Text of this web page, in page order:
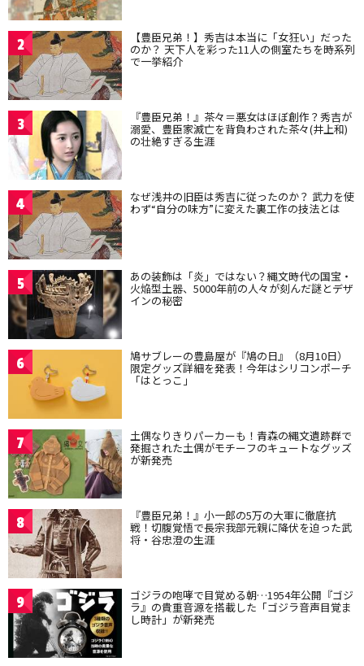
2 【豊臣兄弟！】秀吉は本当に「女狂い」だった
のか？ 天下人を彩った11人の側室たちを時系列
で一挙紹介
3 『豊臣兄弟！』茶々＝悪女はほぼ創作？秀吉が
溺愛、豊臣家滅亡を背負わされた茶々(井上和)
の壮絶すぎる生涯
4 なぜ浅井の旧臣は秀吉に従ったのか？ 武力を使
わず“自分の味方”に変えた裏工作の技法とは
5 あの装飾は「炎」ではない？縄文時代の国宝・
火焔型土器、5000年前の人々が刻んだ謎とデザ
インの秘密
6 鳩サブレーの豊島屋が『鳩の日』（8月10日）
限定グッズ詳細を発表！今年はシリコンポーチ
「はとっこ」
7 土偶なりきりパーカーも！青森の縄文遺跡群で
発掘された土偶がモチーフのキュートなグッズ
が新発売
8 『豊臣兄弟！』小一郎の5万の大軍に徹底抗
戦！切腹覚悟で長宗我部元親に降伏を迫った武
将・谷忠澄の生涯
9 ゴジラの咆哮で目覚める朝…1954年公開『ゴジ
ラ』の貴重音源を搭載した「ゴジラ音声目覚ま
し時計」が新発売